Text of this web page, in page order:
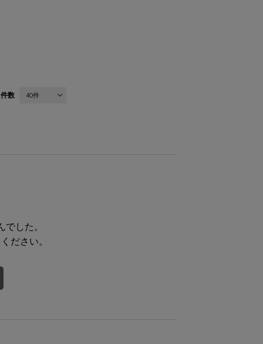
件数 40件
した。
ださい。